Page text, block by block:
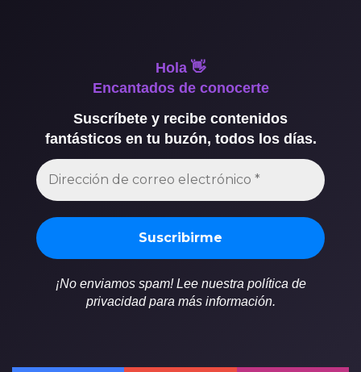
Hola 👋
Encantados de conocerte
Suscríbete y recibe contenidos
fantásticos en tu buzón, todos los días.
¡No enviamos spam! Lee nuestra política de
privacidad para más información.